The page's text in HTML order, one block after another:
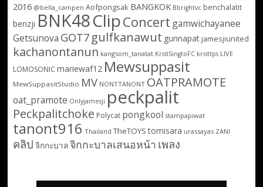
2016 @bella_campen Aofpongsak BANGKOK Bbrightvc benchalatit
benzji BNK48ClipConcert gamwichayanee
Getsunova GOT7 gulfkanawut gunnapat jamesjiunited
kachanontanun kangsom_tanatat KristSingtoFC kristtps LIVE
LOMOSONIC mariewaf12 Mewsuppasit
MewSuppasitStudio MV NONTTANONT OATPRAMOTE
oat_pramote Onlyjamesji peckpalit
Peckpalitchoke Polycat pongkool stampapiwat
tanont916 Thailand TheTOYS tomisara urassayas ZANI
คลิป จิกกะบาลจิกกะบาลเสนอหน้า เพลง